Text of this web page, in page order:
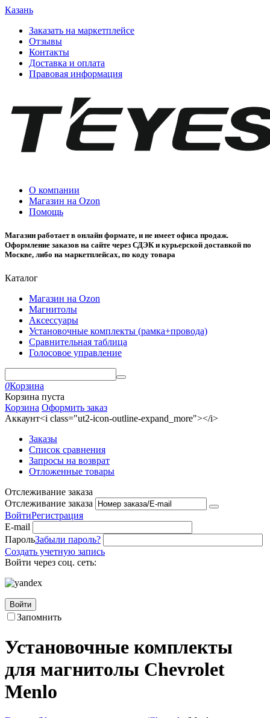
Казань
Заказать на маркетплейсе
Отзывы
Контакты
Доставка и оплата
Правовая информация
О компании
Магазин на Ozon
Помощь
Магазин работает в онлайн формате, и не имеет офиса продаж.
Оформление заказов на сайте через СДЭК и курьерской доставкой по
Москве, либо на маркетплейсах, по коду товара
Каталог
Магазин на Ozon
Магнитолы
Аксессуары
Установочные комплекты (рамка+провода)
Сравнительная таблица
Голосовое управление
0Корзина
Корзина пуста
Корзина Оформить заказ
Аккаунт<i class="ut2-icon-outline-expand_more"></i>
Заказы
Список сравнения
Запросы на возврат
Отложенные товары
Отслеживание заказа
Отслеживание заказа
ВойтиРегистрация
E-mail
ПарольЗабыли пароль?
Создать учетную запись
Войти через соц. сеть:
Войти
Запомнить
Установочные комплекты
для магнитолы Chevrolet
Menlo